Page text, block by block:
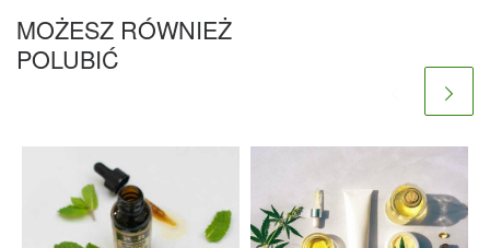
MOŻESZ RÓWNIEŻ
POLUBIĆ